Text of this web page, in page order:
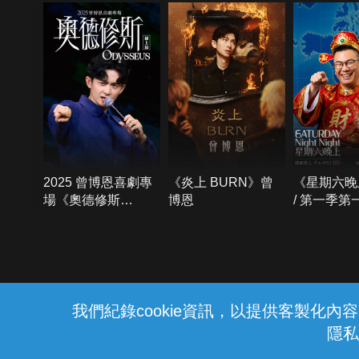
我們紀錄cookie資訊，以提供客製化內
隱
2025 曾博恩喜劇專
場《奧德修斯
《炎上 BURN》曾
博恩
《星期六
/ 第一季第